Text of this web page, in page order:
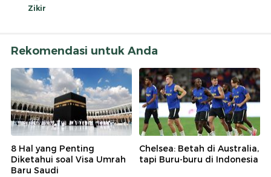
Zikir
Rekomendasi untuk Anda
8 Hal yang Penting
Diketahui soal Visa Umrah
Baru Saudi
Chelsea: Betah di Australia,
tapi Buru-buru di Indonesia